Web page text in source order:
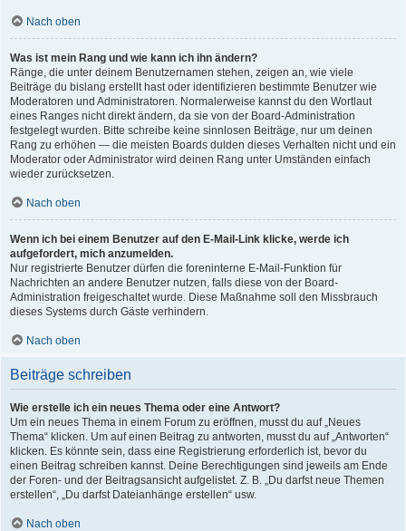
Nach oben
Was ist mein Rang und wie kann ich ihn ändern?
Ränge, die unter deinem Benutzernamen stehen, zeigen an, wie viele
Beiträge du bislang erstellt hast oder identifizieren bestimmte Benutzer wie
Moderatoren und Administratoren. Normalerweise kannst du den Wortlaut
eines Ranges nicht direkt ändern, da sie von der Board-Administration
festgelegt wurden. Bitte schreibe keine sinnlosen Beiträge, nur um deinen
Rang zu erhöhen — die meisten Boards dulden dieses Verhalten nicht und ein
Moderator oder Administrator wird deinen Rang unter Umständen einfach
wieder zurücksetzen.
Nach oben
Wenn ich bei einem Benutzer auf den E-Mail-Link klicke, werde ich
aufgefordert, mich anzumelden.
Nur registrierte Benutzer dürfen die foreninterne E-Mail-Funktion für
Nachrichten an andere Benutzer nutzen, falls diese von der Board-
Administration freigeschaltet wurde. Diese Maßnahme soll den Missbrauch
dieses Systems durch Gäste verhindern.
Nach oben
Beiträge schreiben
Wie erstelle ich ein neues Thema oder eine Antwort?
Um ein neues Thema in einem Forum zu eröffnen, musst du auf „Neues
Thema“ klicken. Um auf einen Beitrag zu antworten, musst du auf „Antworten“
klicken. Es könnte sein, dass eine Registrierung erforderlich ist, bevor du
einen Beitrag schreiben kannst. Deine Berechtigungen sind jeweils am Ende
der Foren- und der Beitragsansicht aufgelistet. Z. B. „Du darfst neue Themen
erstellen“, „Du darfst Dateianhänge erstellen“ usw.
Nach oben